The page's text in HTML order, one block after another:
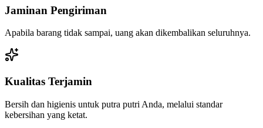
Jaminan Pengiriman
Apabila barang tidak sampai, uang akan dikembalikan seluruhnya.
Kualitas Terjamin
Bersih dan higienis untuk putra putri Anda, melalui standar
kebersihan yang ketat.